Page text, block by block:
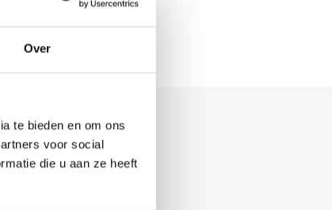
Over
te bieden en om ons
voor social
die u aan ze heeft